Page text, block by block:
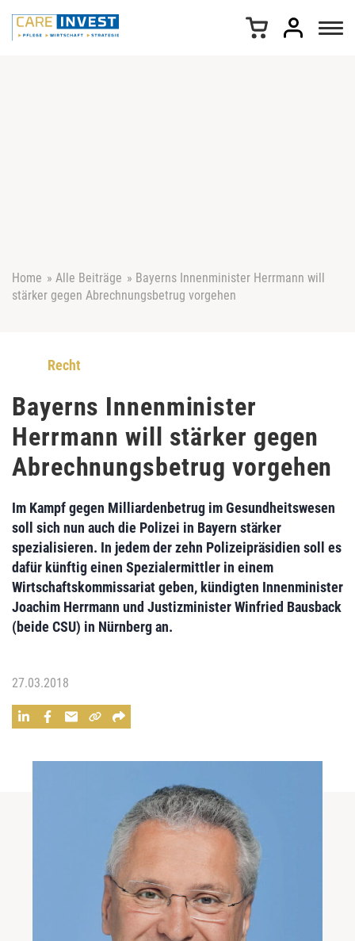
Home » Alle Beiträge » Bayerns Innenminister Herrmann will
stärker gegen Abrechnungsbetrug vorgehen
Recht
Bayerns Innenminister
Herrmann will stärker gegen
Abrechnungsbetrug vorgehen
Im Kampf gegen Milliardenbetrug im Gesundheitswesen
soll sich nun auch die Polizei in Bayern stärker
spezialisieren. In jedem der zehn Polizeipräsidien soll es
dafür künftig einen Spezialermittler in einem
Wirtschaftskommissariat geben, kündigten Innenminister
Joachim Herrmann und JustizministerWinfried Bausback
(beide CSU) in Nürnberg an.
27.03.2018